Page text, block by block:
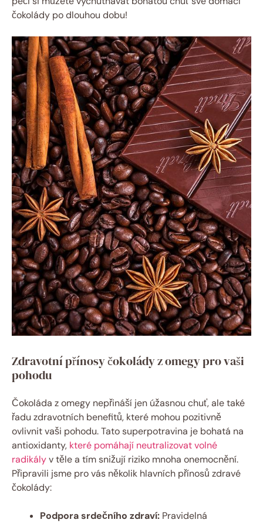
čokolády po dlouhou dobu!
Zdravotní přínosy čokolády z omegy pro vaši
pohodu
Čokoláda z omegy nepřináší jen úžasnou chuť, ale také
řadu zdravotních benefitů, které mohou pozitivně
ovlivnit vaši pohodu. Tato superpotravina je bohatá na
antioxidanty, které pomáhají neutralizovat volné
radikályv těle a tím snižují riziko mnoha onemocnění.
Připravili jsme pro vás několik hlavních přínosů zdravé
čokolády:
Podpora srdečního zdraví: Pravidelná